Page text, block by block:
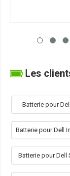
Les
Batterie pour
Batterie pour Dell
Batterie pour Dell